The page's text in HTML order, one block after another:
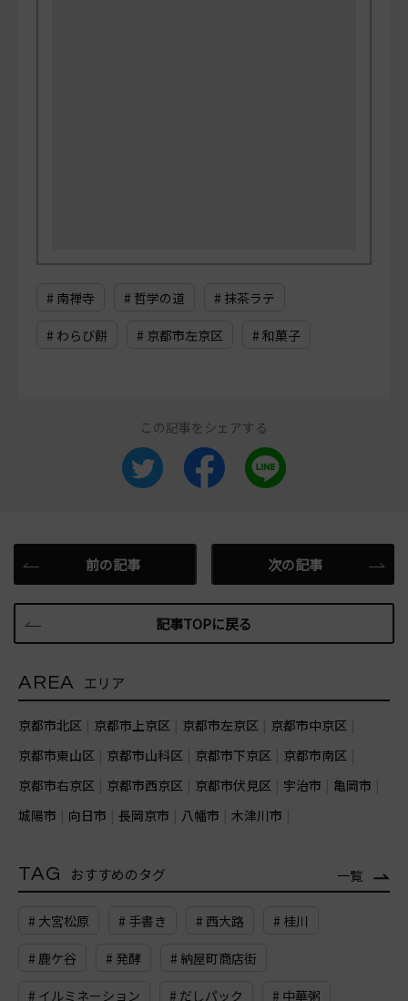
# 南禅寺 # 哲学の道 # 抹茶ラテ
# わらび餅 # 京都市左京区 # 和菓子
この記事をシェアする
前の記事
記事TOPに戻る
次の記事
AREA エリア
京都市北区 京都市上京区 京都市左京区
京都市中京区
京都市東山区
京都市山科区 京都市下京区
京都市南区
京都市右京区
京都市西京区 京都市伏見区 宇治市
亀岡市
城陽市
向日市 長岡京市 八幡市 木津川市
TAG おすすめのタグ 一覧
# 大宮松原 # 手書き # 西大路 # 桂川
# 鹿ケ谷 # 発酵 # 納屋町商店街
# イルミネーション # だしパック # 中華粥